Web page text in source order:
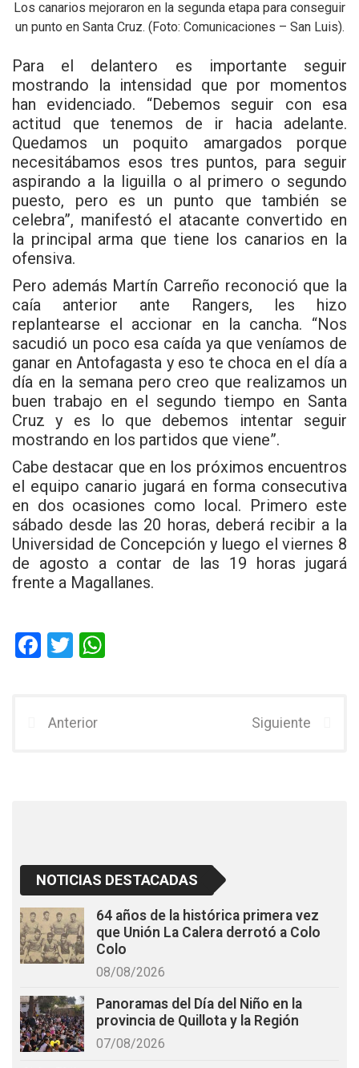
Los canarios mejoraron en la segunda etapa para conseguir
un punto en Santa Cruz. (Foto: Comunicaciones – San Luis).
Para el delantero es importante seguir
mostrando la intensidad que por momentos
han evidenciado. “Debemos seguir con esa
actitud que tenemos de ir hacia adelante.
Quedamos un poquito amargados porque
necesitábamos esos tres puntos, para seguir
aspirando a la liguilla o al primero o segundo
puesto, pero es un punto que también se
celebra”, manifestó el atacante convertido en
la principal arma que tiene los canarios en la
ofensiva.
Pero además Martín Carreño reconoció que la
caía anterior ante Rangers, les hizo
replantearse el accionar en la cancha. “Nos
sacudió un poco esa caída ya que veníamos de
ganar en Antofagasta y eso te choca en el día a
día en la semana pero creo que realizamos un
buen trabajo en el segundo tiempo en Santa
Cruz y es lo que debemos intentar seguir
mostrando en los partidos que viene”.
Cabe destacar que en los próximos encuentros
el equipo canario jugará en forma consecutiva
en dos ocasiones como local. Primero este
sábado desde las 20 horas, deberá recibir a la
Universidad de Concepción y luego el viernes 8
de agosto a contar de las 19 horas jugará
frente a Magallanes.
F
b
T
er
Anterior Siguiente
NOTICIAS DESTACADAS
64 años de la histórica primera vez
que Unión La Calera derrotó a Colo
Colo
08/08/2026
Panoramas del Día del Niño en la
provincia de Quillota y la Región
07/08/2026